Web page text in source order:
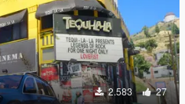
2.583 27